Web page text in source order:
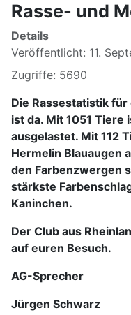
Rasse- und
Details
Veröffentlicht: 11.
Zugriffe: 5690
Die Rassestatistik
ist da. Mit 1051
ausgelastet. Mit 112
Hermelin Blauaugen
den Farbenzwergen
stärkste
Kaninchen.
Der Club aus
auf euren Besuch.
AG-Sprecher
Jürgen Schwarz